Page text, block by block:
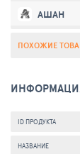
АШАН
ПОХОЖИЕ
ID ПРОДУКТА
НАЗВАНИЕ